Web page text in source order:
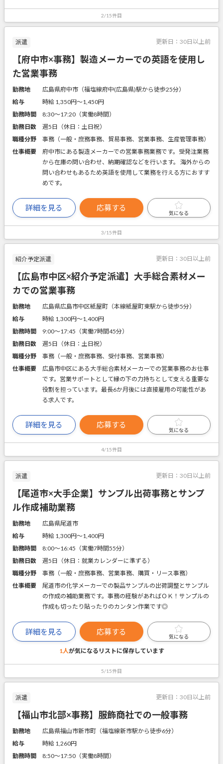
2/15件目
派遣 更新日： 30日以上前
【府中市×事務】製造メーカーでの英語を使用し
た営業事務
勤務地
広島県府中市（福塩線府中(広島県)駅から徒歩25分）
給与
時給 1,350円〜1,450円
勤務時間
8:30～17:20（実働8時間）
勤務日数
週5日（休日：土日祝）
職種分野
事務（一般・庶務事務、貿易事務、営業事務、生産管理事務）
仕事概要
府中市にある製造メーカーでの営業事務業務です。受発注業務
から在庫の問い合わせ、納期確認などを行います。 海外からの
問い合わせもあるため英語を使用して業務を行える方におすす
めです。
詳細を見る 応募する
気になる
3/15件目
紹介予定派遣 更新日： 30日以上前
【広島市中区×紹介予定派遣】大手総合素材メー
カでの営業事務
勤務地
広島県広島市中区紙屋町（本線紙屋町東駅から徒歩5分）
給与
時給 1,300円〜1,400円
勤務時間
9:00～17:45（実働7時間45分）
勤務日数
週5日（休日：土日祝）
職種分野
事務（一般・庶務事務、受付事務、営業事務）
仕事概要
広島市中区にある大手総合素材メーカーでの営業事務のお仕事
です。営業サポートとして縁の下の力持ちとして支える重要な
役割を担っています。最長6か月後には直接雇用の可能性があ
る求人です。
詳細を見る 応募する
気になる
4/15件目
派遣 更新日： 30日以上前
【尾道市×大手企業】サンプル出荷事務とサンプ
ル作成補助業務
勤務地
広島県尾道市
給与
時給 1,300円〜1,400円
勤務時間
8:00～16:45（実働7時間55分）
勤務日数
週5日（休日：就業カレンダーに準ずる）
職種分野
事務（一般・庶務事務、営業事務、購買・リース事務）
仕事概要
尾道市の化学メーカーでの製品サンプルの出荷調整とサンプル
の作成の補助業務です。事務の経験があればＯＫ！サンプルの
作成も切ったり貼ったりのカンタン作業です◎
詳細を見る 応募する
気になる
1人が気になるリストに保存しています
5/15件目
派遣 更新日： 30日以上前
【福山市北部×事務】服飾商社での一般事務
勤務地
広島県福山市新市町（福塩線新市駅から徒歩6分）
給与
時給 1,260円
勤務時間
8:50～17:50（実働8時間）